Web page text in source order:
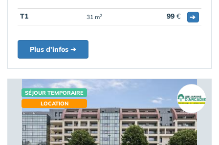
T1 31 m2 99 € ➔
Plus d'infos ➔
SÉJOUR TEMPORAIRE
LOCATION